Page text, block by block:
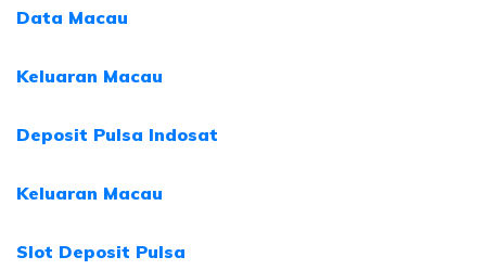
Data Macau
Keluaran Macau
Deposit Pulsa Indosat
Keluaran Macau
Slot Deposit Pulsa